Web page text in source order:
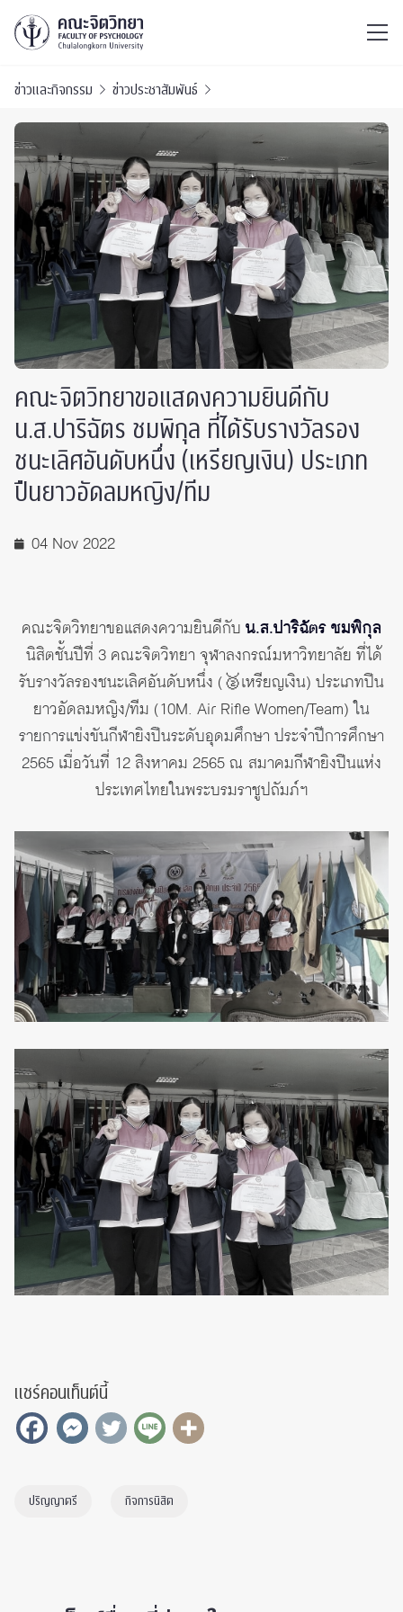
ข่าวและกิจกรรม ข่าวประชาสัมพันธ์
คณะจิตวิทยาขอแสดงความยินดี​กับ
น.ส.ปาริฉัตร​ ชมพิกุล​ ที่ได้รับรางวัลรอง
ชนะเลิศ​อันดับหนึ่ง​ (เหรียญเงิน)​ ประเภท
ปืนยาวอัดลมหญิง/ทีม
04 Nov 2022
คณะจิตวิทยาขอแสดงความยินดี​กับ น.ส.ปาริฉัตร​ ชมพิกุล​
นิสิตชั้นปีที่​ 3​ คณะ​จิตวิทยา​ จุฬาลงกรณ์​มหา​วิทยาลัย ที่ได้
รับรางวัลรองชนะเลิศ​อันดับหนึ่ง​ (🥈เหรียญเงิน)​ ประเภทปืน
ยาวอัดลมหญิง/ทีม (10​M. Air Rifle Women/Team)​ใน
รายการแข่งขันกีฬายิงปืนระดับอุดมศึกษา​ ประจำปี​การศึกษา​
2565​ เมื่อวันที่​ 12​ สิงหา​คม​ 2565​ ณ​ สมาคมกีฬา​ยิงปืนแห่ง
ประเทศไทยในพระบรมราชูปถัมภ์​ฯ​
แชร์คอนเท็นต์นี้
ปริญญาตรี กิจการนิสิต